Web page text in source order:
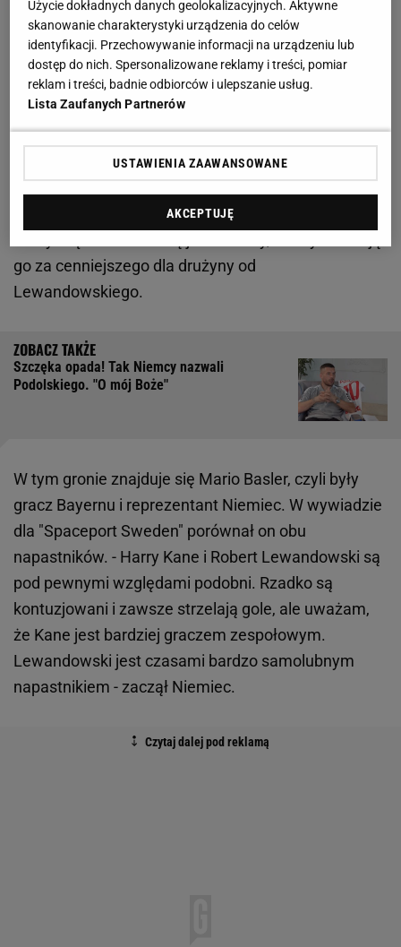
Harry Kane ważniejszy od Roberta
Lewandowskiego? Zaskakujący głos z Bayernu
Monachium
Pierwsze dwa sezony Kane'a w Bayernie są również
świetne, bo Anglik ma już na koncie 76 goli w 82
wygrał jednak żadnego trofeum, więc jeszcze nie
go za cenniejszego dla drużyny od
Lewandowskiego.
Szczęka opada! Tak Niemcy nazwali
Podolskiego. "O mój Boże"
W tym gronie znajduje się Mario Basler, czyli były
gracz Bayernu i reprezentant Niemiec. W wywiadzie
dla "Spaceport Sweden" porównał on obu
napastników. - Harry Kane i Robert Lewandowski są
pod pewnymi względami podobni. Rzadko są
kontuzjowani i zawsze strzelają gole, ale uważam,
że Kane jest bardziej graczem zespołowym.
Lewandowski jest czasami bardzo samolubnym
napastnikiem - zaczął Niemiec.
Użycie dokładnych danych geolokalizacyjnych. Aktywne
skanowanie charakterystyki urządzenia do celów
identyfikacji. Przechowywanie informacji na urządzeniu lub
dostęp do nich. Spersonalizowane reklamy i treści, pomiar
reklam i treści, badnie odbiorców i ulepszanie usług.
Lista Zaufanych Partnerów
USTAWIENIA ZAAWANSOWANE
AKCEPTUJĘ